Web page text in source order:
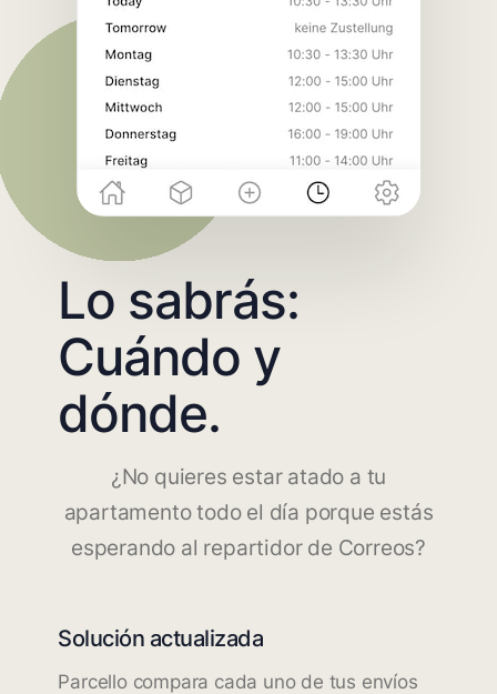
Lo sabrás:
Cuándo y
dónde.
¿No quieres estar atado a tu
apartamento todo el día porque estás
esperando al repartidor de Correos?
Solución actualizada
Parcello compara cada uno de tus envíos